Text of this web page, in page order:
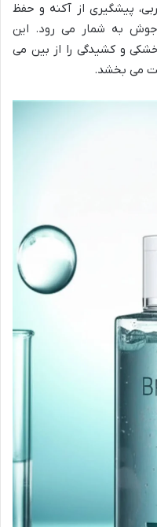
پیشگیری از آکنه و حفظ
به شمار می رود. این
و کشیدگی را از بین می
می بخشد.